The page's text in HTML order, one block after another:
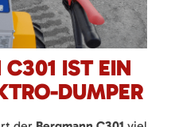
C301 IST EIN
DUMPER